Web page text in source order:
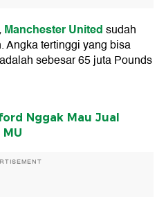
Manchester Unitedsudah
Angka tertinggi yang bisa
sebesar 65 juta Pounds
Nggak Mau Jual